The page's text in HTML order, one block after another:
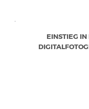
EINSTIEG IN